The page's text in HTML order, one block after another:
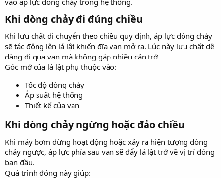
Khi dòng chảy đi đúng chiều​
Khi lưu chất di chuyển theo chiều quy định, áp lực dòng chảy
sẽ tác động lên lá lật khiến đĩa van mở ra. Lúc này lưu chất dễ
dàng đi qua van mà không gặp nhiều cản trở.
Góc mở của lá lật phụ thuộc vào:
Tốc độ dòng chảy
Áp suất hệ thống
Thiết kế của van
Khi dòng chảy ngừng hoặc đảo chiều​
Khi máy bơm dừng hoạt động hoặc xảy ra hiện tượng dòng
chảy ngược, áp lực phía sau van sẽ đẩy lá lật trở về vị trí đóng
ban đầu.
Quá trình đóng này giúp: